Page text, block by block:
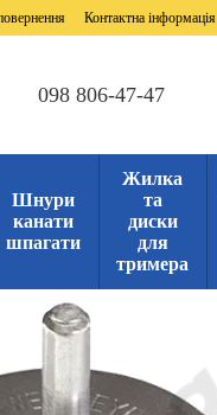
Контактна інформація
098 806-47-47
Шнури
канати
шпагати
Жилка
та
диски
для
тримера